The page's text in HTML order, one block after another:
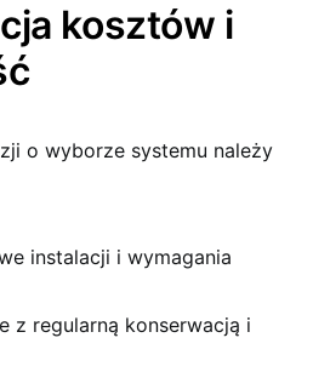
kosztów i
o wyborze systemu należy
instalacji i wymagania
z regularną konserwacją i